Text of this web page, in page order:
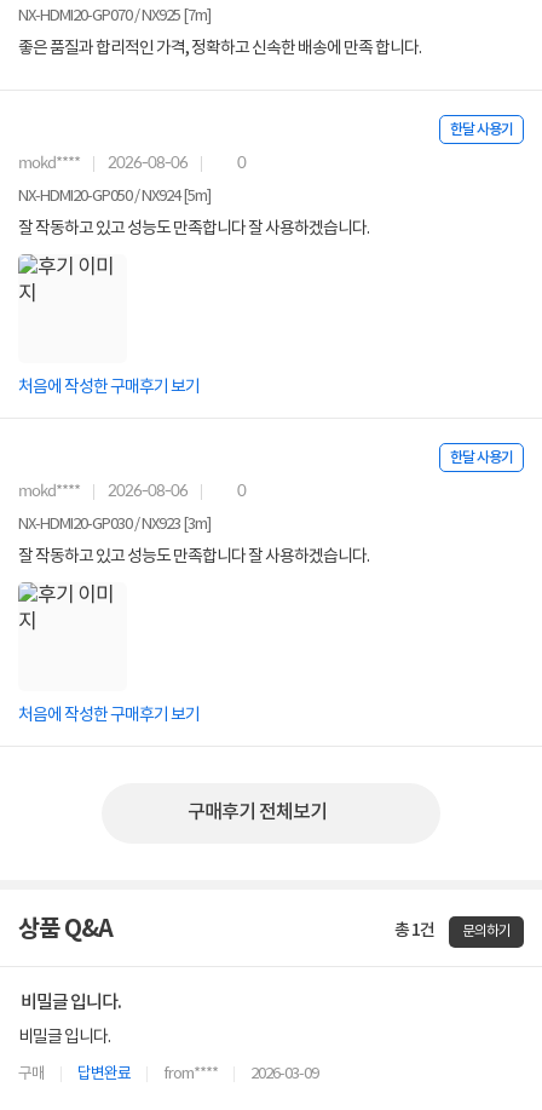
NX-HDMI20-GP070 / NX925 [7m]
좋은 품질과 합리적인 가격, 정확하고 신속한 배송에 만족 합니다.
한달 사용기
mokd**** 2026-08-06 0
NX-HDMI20-GP050 / NX924 [5m]
잘 작동하고 있고 성능도 만족합니다 잘 사용하겠습니다.
처음에 작성한 구매후기 보기
한달 사용기
mokd**** 2026-08-06 0
NX-HDMI20-GP030 / NX923 [3m]
잘 작동하고 있고 성능도 만족합니다 잘 사용하겠습니다.
처음에 작성한 구매후기 보기
구매후기 전체보기
상품 Q&A 총 1건 문의하기
비밀글 입니다.
비밀글 입니다.
구매 답변완료 from**** 2026-03-09